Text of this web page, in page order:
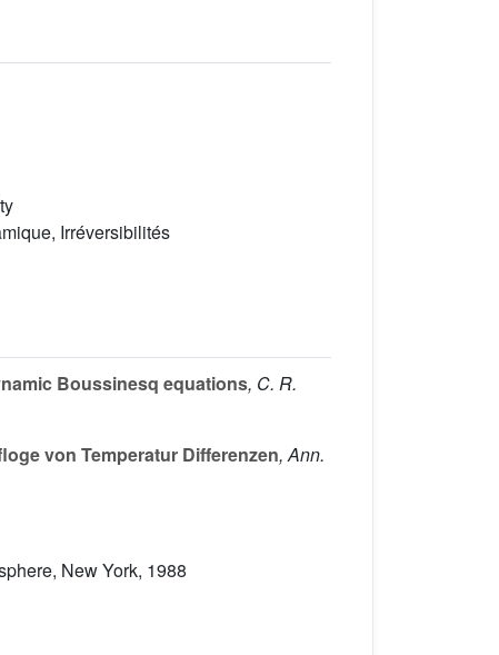
Irréversibilités
Boussinesq equations, C. R.
von Temperatur Differenzen, Ann.
New York, 1988